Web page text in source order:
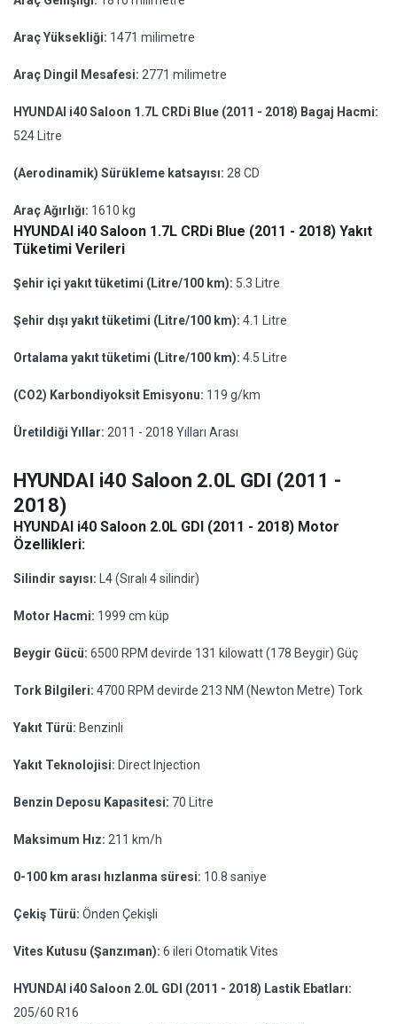
Araç Yüksekliği: 1471 milimetre
Araç Dingil Mesafesi: 2771 milimetre
HYUNDAI i40 Saloon 1.7L CRDi Blue (2011 - 2018) Bagaj Hacmi:
524 Litre
(Aerodinamik) Sürükleme katsayısı: 28 CD
Araç Ağırlığı: 1610 kg
HYUNDAI i40 Saloon 1.7L CRDi Blue (2011 - 2018) Yakıt
Tüketimi Verileri
Şehir içi yakıt tüketimi (Litre/100 km): 5.3 Litre
Şehir dışı yakıt tüketimi (Litre/100 km): 4.1 Litre
Ortalama yakıt tüketimi (Litre/100 km): 4.5 Litre
(CO2) Karbondiyoksit Emisyonu: 119 g/km
Üretildiği Yıllar: 2011 - 2018 Yılları Arası
HYUNDAI i40 Saloon 2.0L GDI (2011 -
2018)
HYUNDAI i40 Saloon 2.0L GDI (2011 - 2018) Motor
Özellikleri:
Silindir sayısı: L4 (Sıralı 4 silindir)
Motor Hacmi: 1999 cm küp
Beygir Gücü: 6500 RPM devirde 131 kilowatt (178 Beygir) Güç
Tork Bilgileri: 4700 RPM devirde 213 NM (Newton Metre) Tork
Yakıt Türü: Benzinli
Yakıt Teknolojisi: Direct Injection
Benzin Deposu Kapasitesi: 70 Litre
Maksimum Hız: 211 km/h
0-100 km arası hızlanma süresi: 10.8 saniye
Çekiş Türü: Önden Çekişli
Vites Kutusu (Şanzıman): 6 ileri Otomatik Vites
HYUNDAI i40 Saloon 2.0L GDI (2011 - 2018) Lastik Ebatları:
205/60 R16